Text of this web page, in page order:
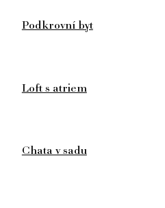
Podkrovní byt
Loft s atriem
Chata v sadu